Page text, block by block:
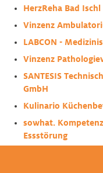
HerzReha Bad Ischl
Vinzenz
LABCON -
Vinzenz
SANTESIS
GmbH
Kulinario
sowhat.
Essstörung